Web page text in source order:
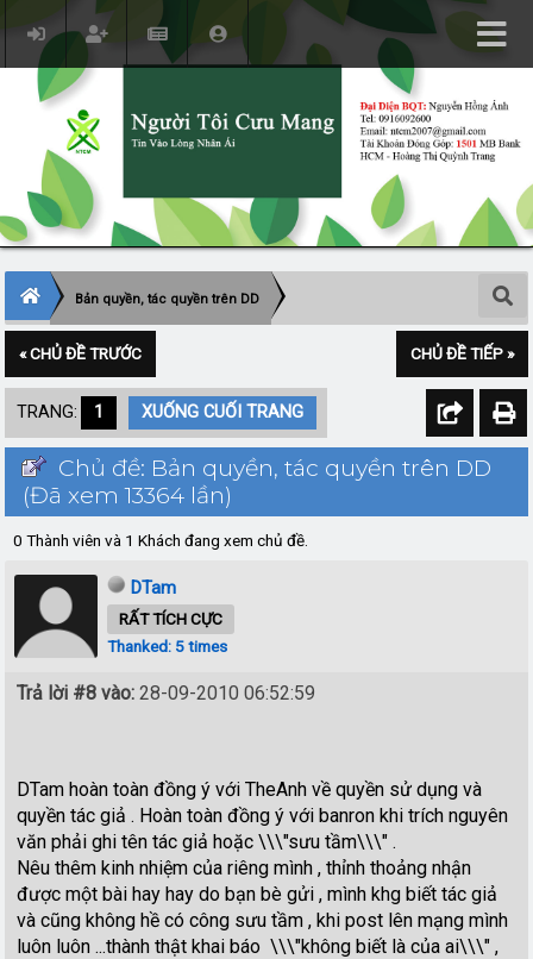
Bản quyền, tác quyền trên DD
« CHỦ ĐỀ TRƯỚC CHỦ ĐỀ TIẾP »
TRANG: 1 XUỐNG CUỐI TRANG
Chủ đề: Bản quyền, tác quyền trên DD
(Đã xem 13364 lần)
0 Thành viên và 1 Khách đang xem chủ đề.
DTam
RẤT TÍCH CỰC
Thanked: 5 times
Trả lời #8 vào: 28-09-2010 06:52:59
DTam hoàn toàn đồng ý với TheAnh về quyền sử dụng và
quyền tác giả . Hoàn toàn đồng ý với banron khi trích nguyên
văn phải ghi tên tác giả hoặc \\\"sưu tầm\\\" .
Nêu thêm kinh nhiệm của riêng mình , thỉnh thoảng nhận
được một bài hay hay do bạn bè gửi , mình khg biết tác giả
và cũng không hề có công sưu tầm , khi post lên mạng mình
luôn luôn ...thành thật khai báo \\\"không biết là của ai\\\" ,